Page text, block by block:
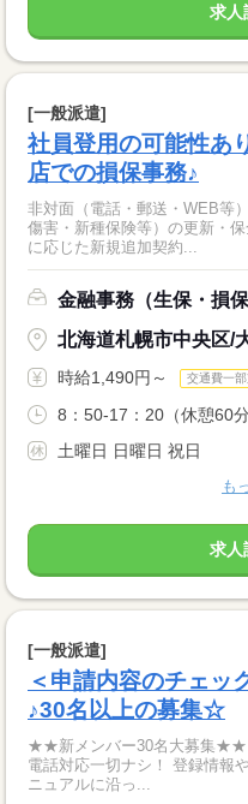
求人
[一般派遣]
社員登用の可能性あ
店での損保事務♪
非対面（電話・郵送・WEB等
傷害・新種保険等）の更新・
に応じた新規追加契約...
金融事務（生保・損保
北海道札幌市中央区/
時給1,490円～ 交通費一
8：50-17：20（休憩60
土曜日 日曜日 祝日
も
求人
[一般派遣]
＜申請内容のチェッ
♪30名以上の募集☆
★★新メンバー30名大募集★★ ◎申請内容チェック＆データ入力◎
電話対応一切ナシ！ 登録情報や申請情報など、 WEB上の情報を マ
ニュアルに沿っ...